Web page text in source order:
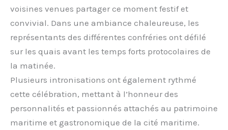
voisines venues partager ce moment festif et
convivial. Dans une ambiance chaleureuse, les
représentants des différentes confréries ont défilé
sur les quais avant les temps forts protocolaires de
la matinée.
Plusieurs intronisations ont également rythmé
cette célébration, mettant à l’honneur des
personnalités et passionnés attachés au patrimoine
maritime et gastronomique de la cité maritime.